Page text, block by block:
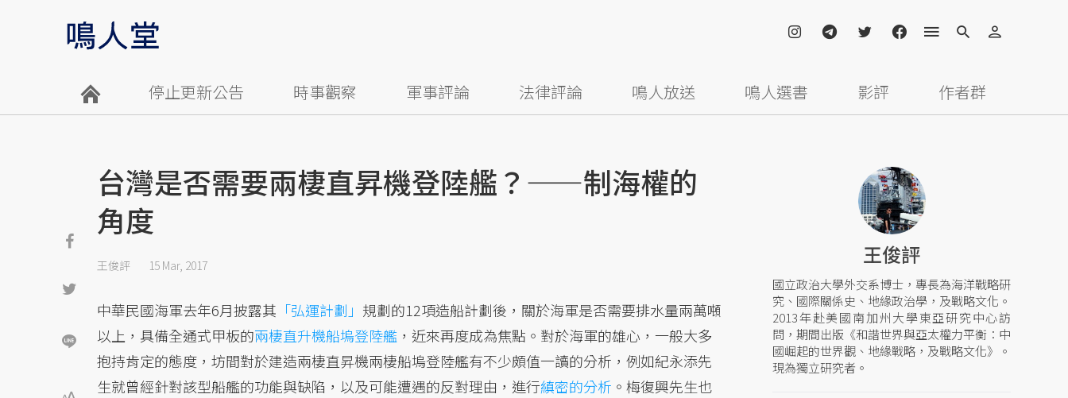
停止更新公告 時事觀察 軍事評論 法律評論 鳴人放送 鳴人選書 影評 作者群
台灣是否需要兩棲直昇機登陸艦？——制海權的
角度
王俊評 15 Mar, 2017
中華民國海軍去年6月披露其 「弘運計劃」 規劃的12項造船計劃後，關於海軍是否需要排水量兩萬噸
以上，具備全通式甲板的兩棲直升機船塢登陸艦 ，近來再度成為焦點。對於海軍的雄心，一般大多
抱持肯定的態度，坊間對於建造兩棲直昇機兩棲船塢登陸艦有不少頗值一讀的分析，例如紀永添先
生就曾經針對該型船艦的功能與缺陷，以及可能遭遇的反對理由，進行縝密的分析 。梅復興先生也
王俊評
國立政治大學外交系博士，專長為海洋戰略研
究、國際關係史、地緣政治學，及戰略文化。
2013年赴美國南加州大學東亞研究中心訪
問，期間出版《和諧世界與亞太權力平衡：中
國崛起的世界觀、地緣戰略，及戰略文化》。
現為獨立研究者。